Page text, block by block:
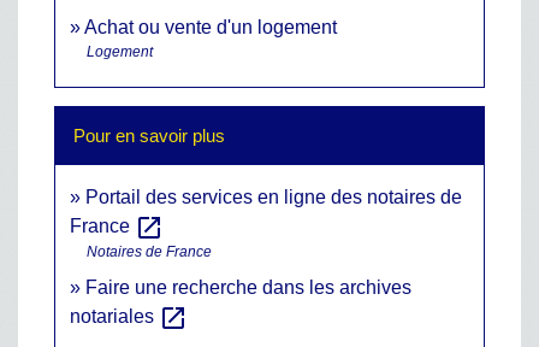
Achat ou vente d'un logement
Logement
Pour en savoir plus
Portail des services en ligne des notaires de
France open_in_new
Notaires de France
Faire une recherche dans les archives
notariales open_in_new